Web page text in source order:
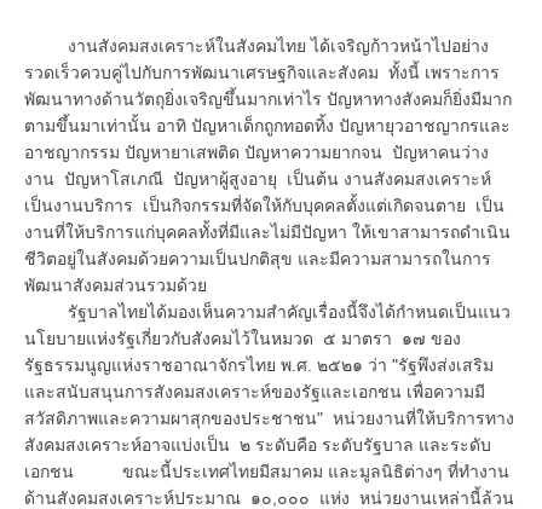
งานสังคมสงเคราะห์ในสังคมไทย ได้เจริญก้าวหน้าไปอย่าง
รวดเร็วควบคู่ไปกับการพัฒนาเศรษฐกิจและสังคม ทั้งนี้ เพราะการ
พัฒนาทางด้านวัตถุยิ่งเจริญขึ้นมากเท่าไร ปัญหาทางสังคมก็ยิ่งมีมาก
ตามขึ้นมาเท่านั้น อาทิ ปัญหาเด็กถูกทอดทิ้ง ปัญหายุวอาชญากรและ
อาชญากรรม ปัญหายาเสพติด ปัญหาความยากจน ปัญหาคนว่าง
งาน ปัญหาโสเภณี ปัญหาผู้สูงอายุ เป็นต้น งานสังคมสงเคราะห์
เป็นงานบริการ เป็นกิจกรรมที่จัดให้กับบุคคลตั้งแต่เกิดจนตาย เป็น
งานที่ให้บริการแก่บุคคลทั้งที่มีและไม่มีปัญหา ให้เขาสามารถดำเนิน
ชีวิตอยู่ในสังคมด้วยความเป็นปกติสุข และมีความสามารถในการ
พัฒนาสังคมส่วนรวมด้วย
รัฐบาลไทยได้มองเห็นความสำคัญเรื่องนี้จึงได้กำหนดเป็นแนว
นโยบายแห่งรัฐเกี่ยวกับสังคมไว้ในหมวด ๕ มาตรา ๑๗ ของ
รัฐธรรมนูญแห่งราชอาณาจักรไทย พ.ศ. ๒๕๒๑ ว่า "รัฐพึงส่งเสริม
และสนับสนุนการสังคมสงเคราะห์ของรัฐและเอกชน เพื่อความมี
สวัสดิภาพและความผาสุกของประชาชน" หน่วยงานที่ให้บริการทาง
สังคมสงเคราะห์อาจแบ่งเป็น ๒ ระดับคือ ระดับรัฐบาล และระดับ
เอกชน ขณะนี้ประเทศไทยมีสมาคม และมูลนิธิต่างๆ ที่ทำงาน
ด้านสังคมสงเคราะห์ประมาณ ๑๐,๐๐๐ แห่ง หน่วยงานเหล่านี้ล้วน